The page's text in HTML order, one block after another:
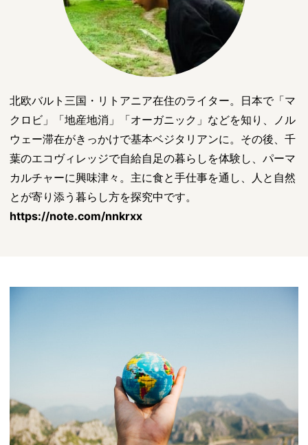
北欧バルト三国・リトアニア在住のライター。日本で「マ
クロビ」「地産地消」「オーガニック」などを知り、ノル
ウェー滞在がきっかけで基本ベジタリアンに。その後、千
葉のエコヴィレッジで自給自足の暮らしを体験し、パーマ
カルチャーに興味津々。主に食と手仕事を通し、人と自然
とが寄り添う暮らし方を探究中です。
https://note.com/nnkrxx